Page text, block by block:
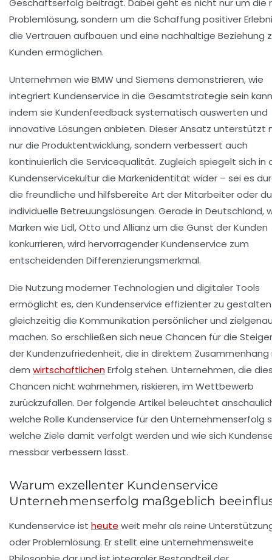
Geschäftserfolg beiträgt. Dabei geht es nicht nur um die
Problemlösung, sondern um die Schaffung positiver
die Vertrauen aufbauen und eine nachhaltige Beziehung
Kunden ermöglichen.
Unternehmen wie BMWund Siemens demonstrieren, wie
integriert Kundenservice in die Gesamtstrategie sein
indem sie Kundenfeedback systematisch auswerten und
innovative Lösungen anbieten. Dieser Ansatz unterstützt
nur die Produktentwicklung, sondern verbessert auch
kontinuierlich die Servicequalität. Zugleich spiegelt sich in
Kundenservicekultur die Markenidentität wider – sei es
die freundliche und hilfsbereite Art der Mitarbeiter oder
individuelle Betreuungslösungen. Gerade in Deutschland,
Marken wie Lidl,Otto und Allianz um die Gunst der Kunden
konkurrieren, wird hervorragender Kundenservice zum
entscheidenden Differenzierungsmerkmal.
Die Nutzung moderner Technologien und digitaler Tools
ermöglicht es, den Kundenservice effizienter zu
gleichzeitig die Kommunikation persönlicher und
machen. So erschließen sich neue Chancen für die
der Kundenzufriedenheit, die in direktem
dem wirtschaftlichenErfolg stehen. Unternehmen, die
Chancen nicht wahrnehmen, riskieren, im Wettbewerb
zurückzufallen. Der folgende Artikel beleuchtet
welche Rolle Kundenservice für den Unternehmenserfolg
welche Ziele damit verfolgt werden und wie sich
messbar verbessern lässt.
Warum exzellenter Kundenservice
Unternehmenserfolg maßgeblich
Kundenservice ist heute weit mehr als reine
oder Problemlösung. Er stellt eine unternehmensweite